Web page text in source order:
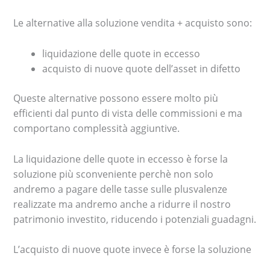
Le alternative alla soluzione vendita + acquisto sono:
liquidazione delle quote in eccesso
acquisto di nuove quote dell’asset in difetto
Queste alternative possono essere molto più
efficienti dal punto di vista delle commissioni e ma
comportano complessità aggiuntive.
La liquidazione delle quote in eccesso è forse la
soluzione più sconveniente perchè non solo
andremo a pagare delle tasse sulle plusvalenze
realizzate ma andremo anche a ridurre il nostro
patrimonio investito, riducendo i potenziali guadagni.
L’acquisto di nuove quote invece è forse la soluzione